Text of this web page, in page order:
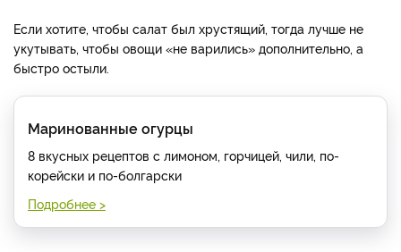
Если хотите, чтобы салат был хрустящий, тогда лучше не
укутывать, чтобы овощи «не варились» дополнительно, а
быстро остыли.
Маринованные огурцы
8 вкусных рецептов с лимоном, горчицей, чили, по-
корейски и по-болгарски
Подробнее >